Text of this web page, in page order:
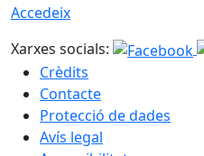
Accedeix
Xarxes socials:
Crèdits
Contacte
Protecció de dades
Avís legal